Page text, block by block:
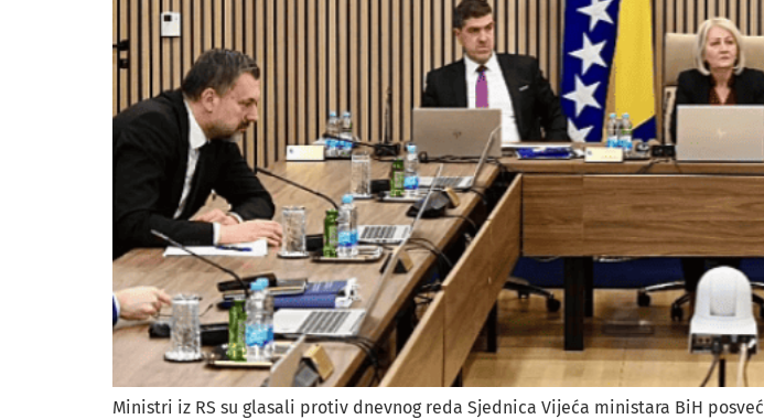
Ministri iz RS su glasali protiv dnevnog reda Sjednica Vijeća ministara BiH